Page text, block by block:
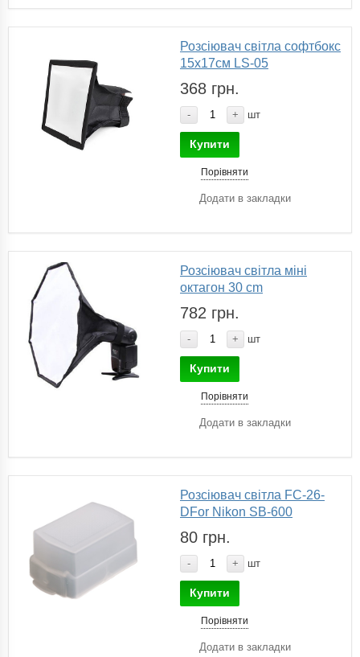
Розсіювач світла софтбокс
15х17см LS-05
368 грн.
- + шт
Купити
Порівняти
Додати в закладки
Розсіювач світла міні
октагон 30 сm
782 грн.
- + шт
Купити
Порівняти
Додати в закладки
Розсіювач світла FC-26-
DFor Nikon SB-600
80 грн.
- + шт
Купити
Порівняти
Додати в закладки